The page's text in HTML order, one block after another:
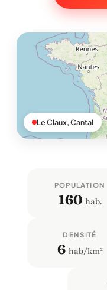
Le Claux, Cantal
POPULATION
160 hab.
DENSITÉ
6 hab/km²